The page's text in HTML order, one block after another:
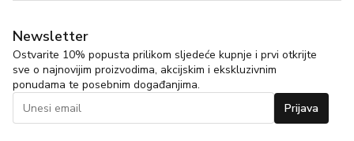
Newsletter
Ostvarite 10% popusta prilikom sljedeće kupnje i prvi otkrijte
sve o najnovijim proizvodima, akcijskim i ekskluzivnim
ponudama te posebnim događanjima.
Prijava